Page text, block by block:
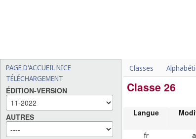
PAGE D'ACCUEIL NICE
TÉLÉCHARGEMENT
ÉDITION-VERSION
AUTRES
Classes
Classe 26
Langue
fr